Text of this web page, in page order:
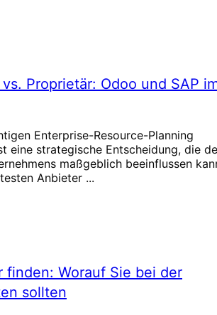
Proprietär: Odoo und SAP
Enterprise-Resource-Planning
eine strategische Entscheidung, die
maßgeblich beeinflussen
Anbieter ...
finden: Worauf Sie bei der
sollten